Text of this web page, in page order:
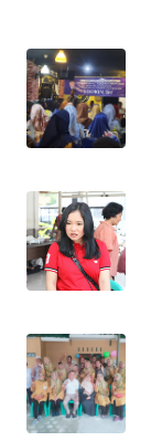
PADANG
LAWAS
WN
SUMEDANG
WN
CIANJUR
WN
SERIBU
WN
TANGERANG